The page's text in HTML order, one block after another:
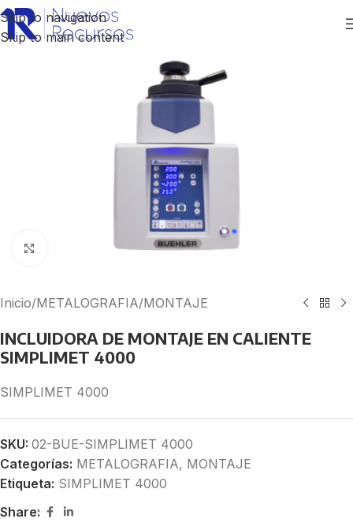
Skip to navigation
Skip to main content
Click to enlarge
Inicio/METALOGRAFIA/MONTAJE
INCLUIDORA DE MONTAJE EN CALIENTE
SIMPLIMET 4000
SIMPLIMET 4000
SKU: 02-BUE-SIMPLIMET 4000
Categorías: METALOGRAFIA, MONTAJE
Etiqueta: SIMPLIMET 4000
Share: